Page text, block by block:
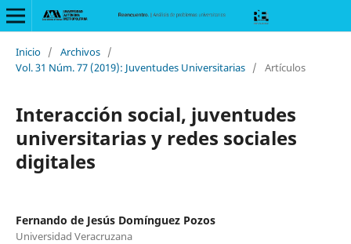
Inicio / Archivos /
Vol. 31 Núm. 77 (2019): Juventudes Universitarias / Artículos
Interacción social, juventudes
universitarias y redes sociales
digitales
Fernando de Jesús Domínguez Pozos
Universidad Veracruzana